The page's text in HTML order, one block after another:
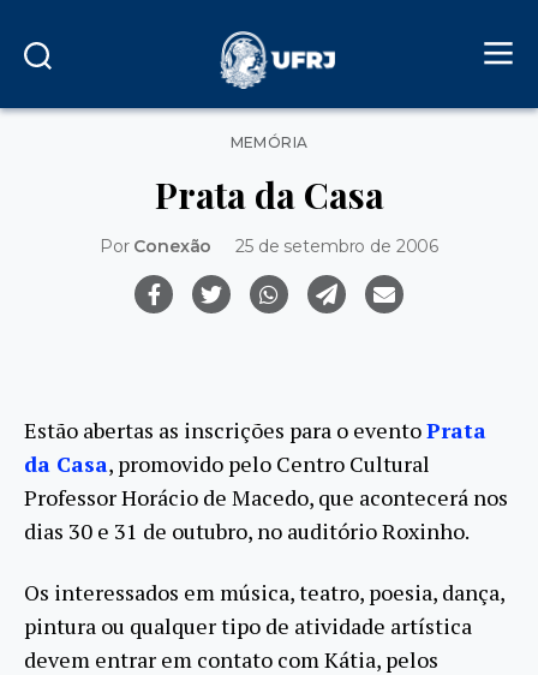
Categorias
MEMÓRIA
Prata da Casa
Por Conexão 25 de setembro de 2006
Estão abertas as inscrições para o eventoPrata
da Casa, promovido pelo Centro Cultural
Professor Horácio de Macedo, que acontecerá nos
dias 30 e 31 de outubro, no auditório Roxinho.
Os interessados em música, teatro, poesia, dança,
pintura ou qualquer tipo de atividade artística
devem entrar em contato com Kátia, pelos